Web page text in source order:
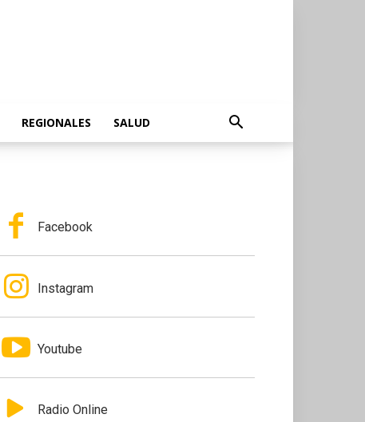
REGIONALES SALUD
Facebook
Instagram
Youtube
Radio Online